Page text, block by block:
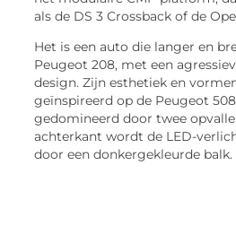
als de DS 3 Crossback of de
Het is een auto die langer en
Peugeot 208, met een
design. Zijn esthetiek en
geïnspireerd op de Peugeot
gedomineerd door twee
achterkant wordt de LED-
door een donkergekleurde balk.